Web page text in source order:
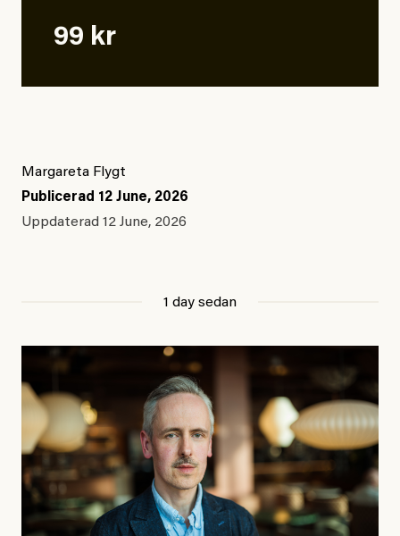
99 kr
Margareta Flygt
Publicerad 12 June, 2026
Uppdaterad 12 June, 2026
1 day sedan